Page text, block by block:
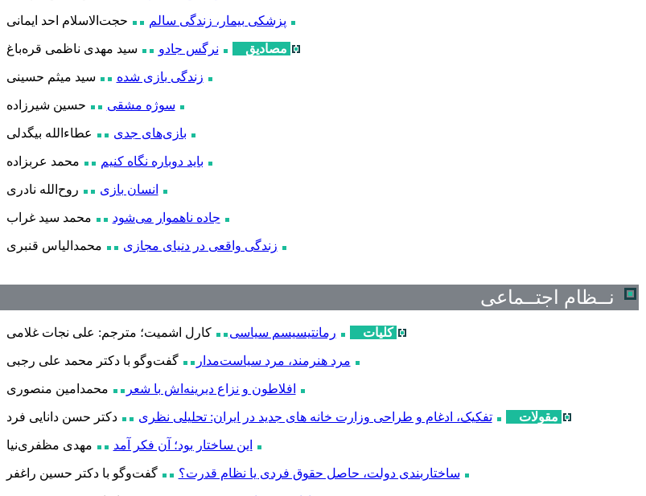
پزشکی بیمار، زندگی سالم حجت الاسلام احد ایمانی
مصادیق نرگس جادو سید مهدی ناظمی قرهباغ
زندگی بازی شده سید میثم حسینی
سوژه مشقی حسین شیرزاده
بازی‌های جدی عطاءالله بیگدلی
باید دوباره نگاه کنیم محمد عربزاده
انسان بازی روح الله نادری
جاده ناهموار می‌شود محمد سید غراب
زندگی واقعی در دنیای مجازی محمدالیاس قنبری
نــظام اجتــماعی
کلیات رمانتیسیسم سیاسی کارل اشمیت؛ مترجم: علی نجات غلامی
مرد هنرمند، مرد سیاست‌مدار گفتوگو با دکتر محمد علی رجبی
افلاطون و نزاع دیرینه‌اش با شعر محمدامین منصوری
مقولات تفکیک، ادغام و طراحی وزارت خانه های جدید در ایران: تحلیلی نظری دکتر حسن دانایی فرد
این ساختار بود؛ آن فکر آمد مهدی مظفرینیا
ساختاربندی دولت، حاصل حقوق فردی یا نظام قدرت؟ گفتوگو با دکتر حسین راغفر